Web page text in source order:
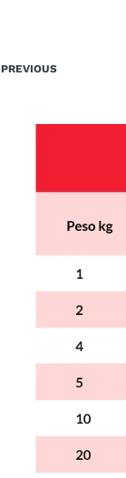
PREVIOUS